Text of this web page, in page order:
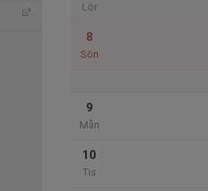
Lör
8
Sön
9
Mån
10
Tis